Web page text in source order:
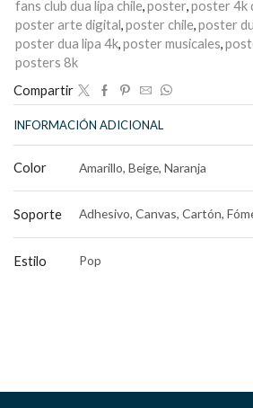
fans club dua lipa chile,poster,poster 4k
poster arte digital,poster chile,poster
poster dua lipa 4k,poster musicales,
posters 8k
Compartir
INFORMACIÓN ADICIONAL
Color Amarillo, Beige, Naranja
Soporte Adhesivo, Canvas, Cartón,
Estilo Pop